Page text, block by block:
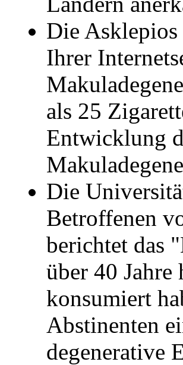
Die
Ihrer
als 25
Entwicklung
Die
Betroffenen
berichtet das
über 40 Jahre
konsumiert
Abstinenten
degenerative